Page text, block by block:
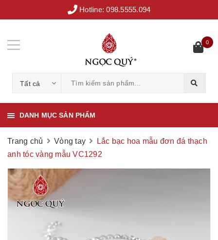
Hotline:098.5555.094
Tất cả
0
DANH MỤC SẢN PHẨM
Trang chủ Vòng tay
Lắc bạc hoa mẫu đơn đá thạch
anh tóc vàng mẫu VC1292